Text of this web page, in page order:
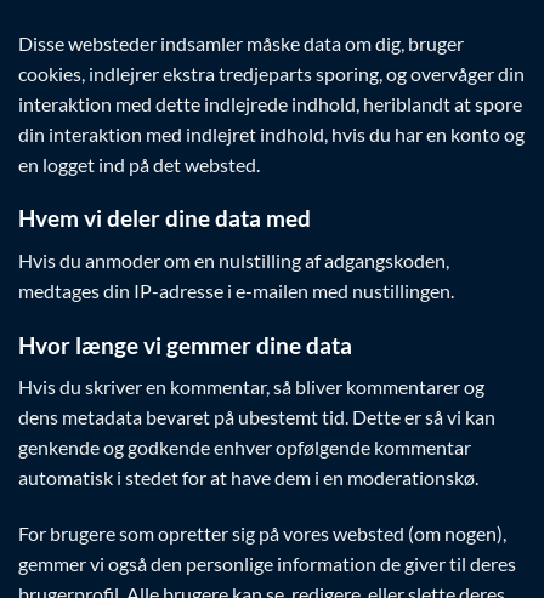
Disse websteder indsamler måske data om dig, bruger
cookies, indlejrer ekstra tredjeparts sporing, og overvåger din
interaktion med dette indlejrede indhold, heriblandt at spore
din interaktion med indlejret indhold, hvis du har en konto og
en logget ind på det websted.
Hvem vi deler dine data med
Hvis du anmoder om en nulstilling af adgangskoden,
medtages din IP-adresse i e-mailen med nustillingen.
Hvor længe vi gemmer dine data
Hvis du skriver en kommentar, så bliver kommentarer og
dens metadata bevaret på ubestemt tid. Dette er så vi kan
genkende og godkende enhver opfølgende kommentar
automatisk i stedet for at have dem i en moderationskø.
For brugere som opretter sig på vores websted (om nogen),
gemmer vi også den personlige information de giver til deres